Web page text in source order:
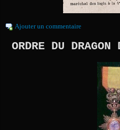
Ajouter un commentaire
ORDRE DU